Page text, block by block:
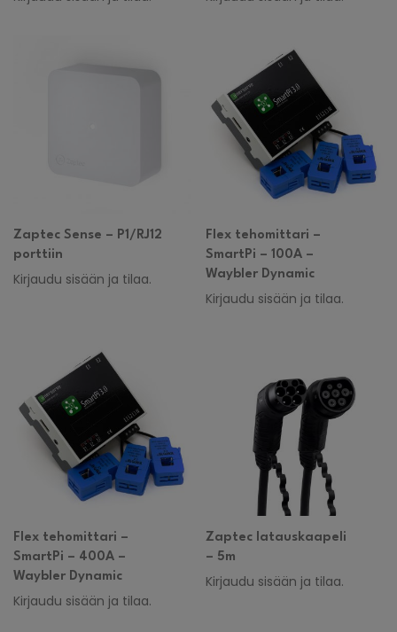
Zaptec Sense – P1/RJ12
porttiin
Kirjaudu sisään ja tilaa.
Flex tehomittari –
SmartPi – 100A –
Waybler Dynamic
Kirjaudu sisään ja tilaa.
Flex tehomittari –
SmartPi – 400A –
Waybler Dynamic
Kirjaudu sisään ja tilaa.
Zaptec latauskaapeli
– 5m
Kirjaudu sisään ja tilaa.